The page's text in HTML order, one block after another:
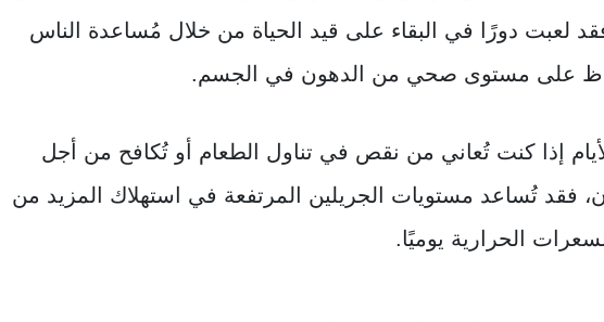
لعبت دورًا في البقاء على قيد الحياة من خلال مُساعدة الناس
على مستوى صحي من الدهون في الجسم.
إذا كنت تُعاني من نقص في تناول الطعام أو تُكافح من أجل
فقد تُساعد مستويات الجريلين المرتفعة في استهلاك المزيد من
الحرارية يوميًا.